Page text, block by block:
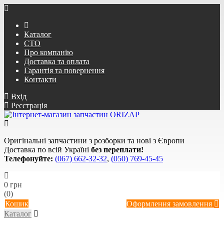
Каталог
СТО
Про компанію
Доставка та оплата
Гарантія та повернення
Контакти
Вхід
Реєстрація
Оригінальні запчастини з розборки та нові з Європи
Доставка по всій Україні без переплати!
Телефонуйте: (067) 662-32-32, (050) 769-45-45
0 грн
(0)
Кошик
Оформлення замовлення
Каталог